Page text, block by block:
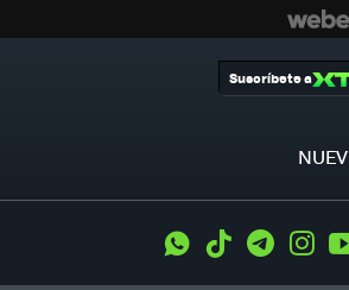
Suscríbete a
WhatsApp
Tiktok